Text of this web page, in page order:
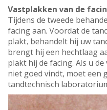
Vastplakken van de
Tijdens de tweede
facing aan. Voordat de
plakt, behandelt hij uw
brengt hij een hechtlaag
plakt hij de facing. Als u
niet goed vindt, moet een
tandtechnisch